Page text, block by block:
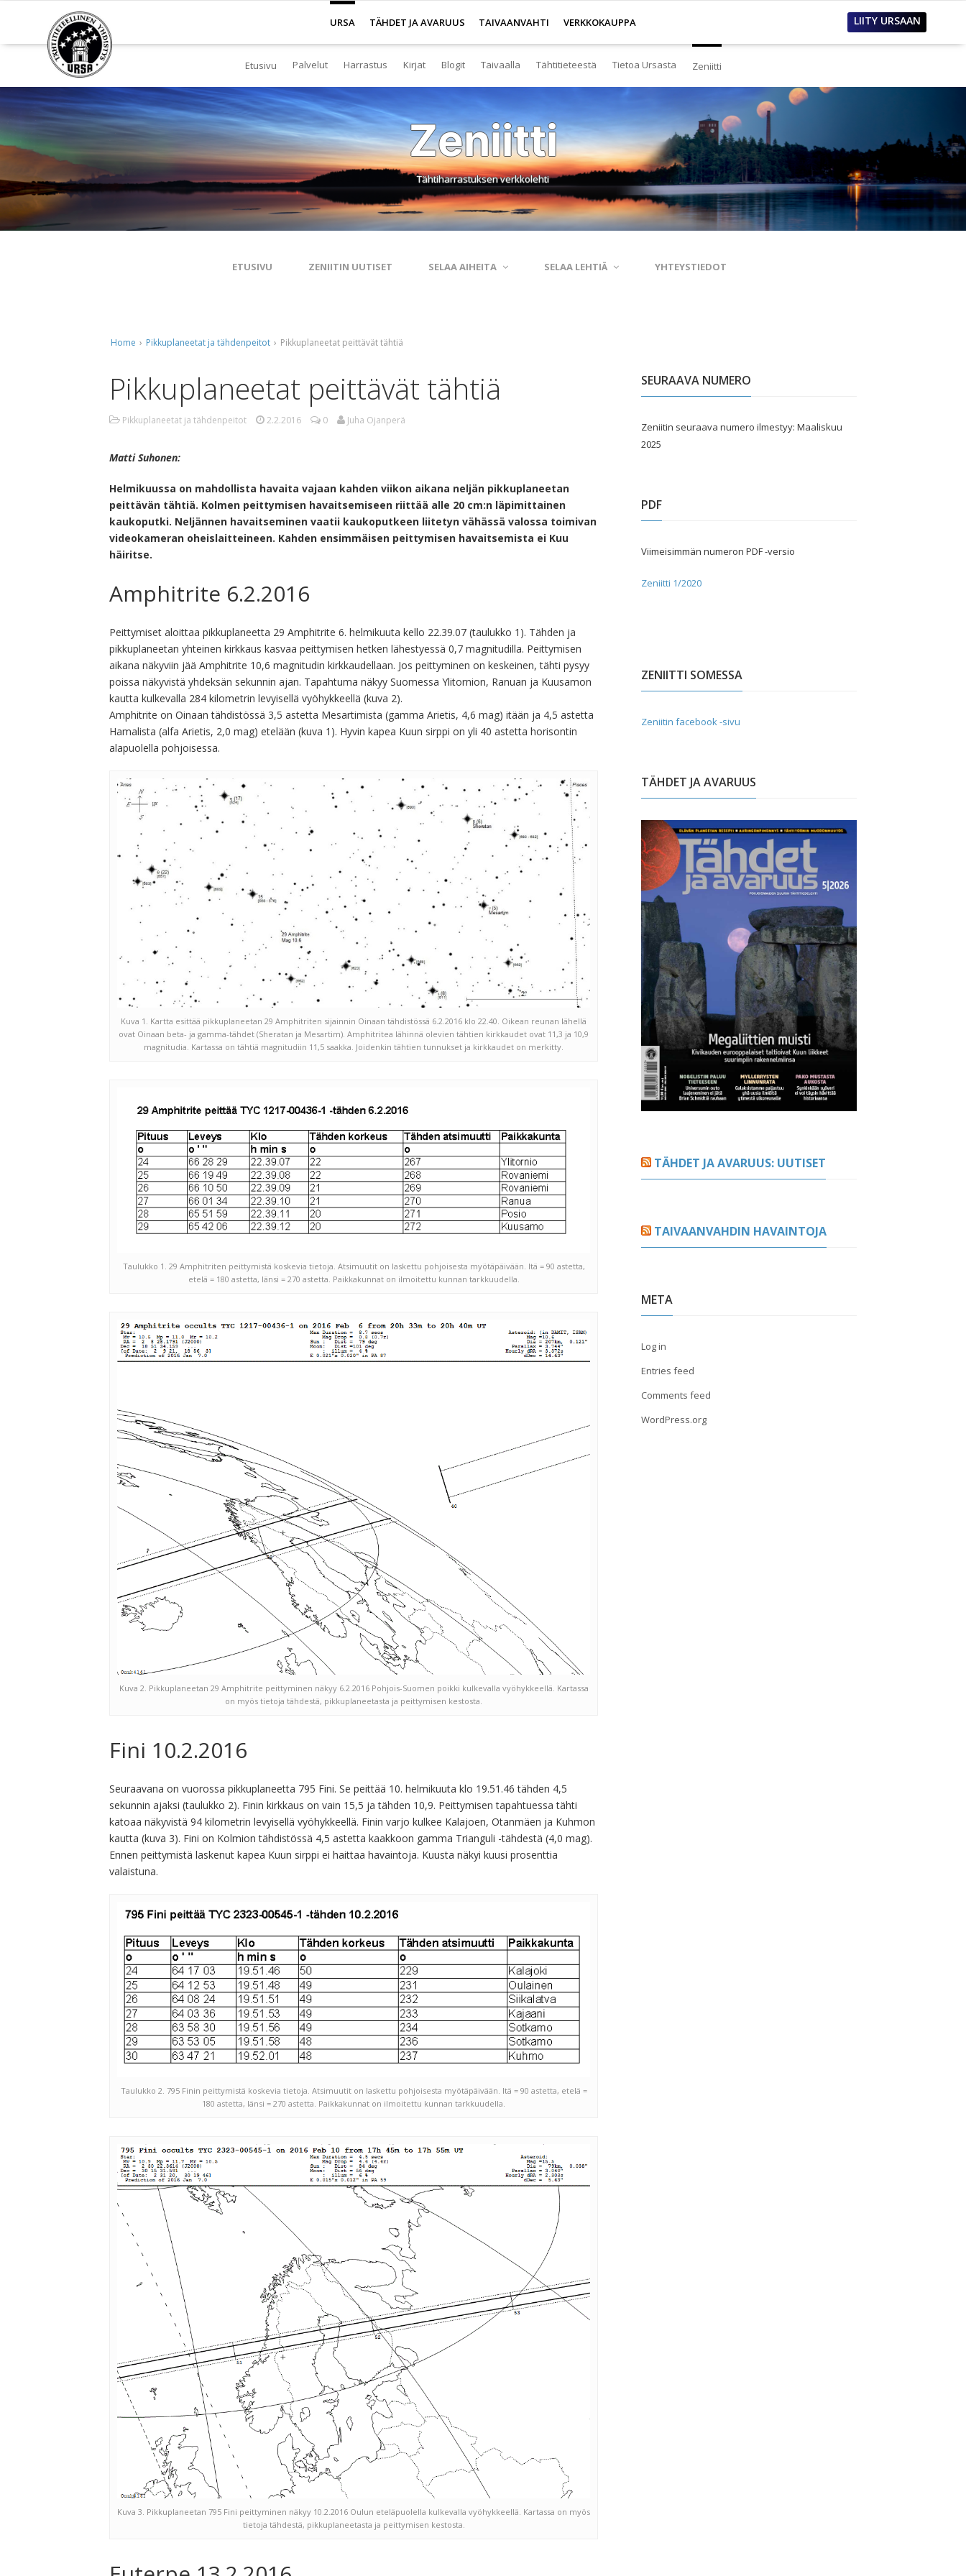
URSA TÄHDET JA AVARUUS TAIVAANVAHTI VERKKOKAUPPA LIITY URSAAN
Etusivu
Jäsenyys
Yleistä Ursan palveluista
Toimisto
Kirjasto
Planetaario
Tiedotusvälineille
Muita palveluita
Tapahtumakalenteri
Palvelut
Yleistä harrastuksesta
Nuorisotoiminta
Tähtitornit
Harrastusryhmät
Harrastusjulkaisut
Paikallisyhdistykset
Harrastus
Kaukoputkikauppa
Kirjat
Tuoreimmat
Kosmokseen kirjoitettua
Terveisiä kiertoradalta
Kraatterin reunalta
Eksoplaneetta hukassa
Blogit
Tähtitaivas
Tähtikartta
Tähtikartta classic
Havaintopaikat
Taivaan havaitseminen
Taivaalla
Usein kysyttyä
Aurinkokuntamalli
Aurinkokelloveistos
Tietokantoja ja sanastoja
Tähtitieteestä
Yleistä Ursasta
Hallinto
Talous
Avoimet työpaikat
Esitteet ja raportit
Tietoa Ursasta Zeniitti
Zeniitti
Tähtiharrastuksen verkkolehti
ETUSIVU ZENIITIN UUTISET SELAA AIHEITA SELAA LEHTIÄ YHTEYSTIEDOT
Home › Pikkuplaneetat ja tähdenpeitot › Pikkuplaneetat peittävät tähtiä
Pikkuplaneetat peittävät tähtiä
Pikkuplaneetat ja tähdenpeitot 2.2.2016 0 Juha Ojanperä
Matti Suhonen:
Helmikuussa on mahdollista havaita vajaan kahden viikon aikana neljän pikkuplaneetan
peittävän tähtiä. Kolmen peittymisen havaitsemiseen riittää alle 20 cm:n läpimittainen
kaukoputki. Neljännen havaitseminen vaatii kaukoputkeen liitetyn vähässä valossa toimivan
videokameran oheislaitteineen. Kahden ensimmäisen peittymisen havaitsemista ei Kuu
häiritse.
Amphitrite 6.2.2016
Peittymiset aloittaa pikkuplaneetta 29 Amphitrite 6. helmikuuta kello 22.39.07 (taulukko 1). Tähden ja
pikkuplaneetan yhteinen kirkkaus kasvaa peittymisen hetken lähestyessä 0,7 magnitudilla. Peittymisen
aikana näkyviin jää Amphitrite 10,6 magnitudin kirkkaudellaan. Jos peittyminen on keskeinen, tähti pysyy
poissa näkyvistä yhdeksän sekunnin ajan. Tapahtuma näkyy Suomessa Ylitornion, Ranuan ja Kuusamon
kautta kulkevalla 284 kilometrin levyisellä vyöhykkeellä (kuva 2).
Amphitrite on Oinaan tähdistössä 3,5 astetta Mesartimista (gamma Arietis, 4,6 mag) itään ja 4,5 astetta
Hamalista (alfa Arietis, 2,0 mag) etelään (kuva 1). Hyvin kapea Kuun sirppi on yli 40 astetta horisontin
alapuolella pohjoisessa.
Kuva 1. Kartta esittää pikkuplaneetan 29 Amphitriten sijainnin Oinaan tähdistössä 6.2.2016 klo 22.40. Oikean reunan lähellä
ovat Oinaan beta- ja gamma-tähdet (Sheratan ja Mesartim). Amphitritea lähinnä olevien tähtien kirkkaudet ovat 11,3 ja 10,9
magnitudia. Kartassa on tähtiä magnitudiin 11,5 saakka. Joidenkin tähtien tunnukset ja kirkkaudet on merkitty.
Taulukko 1. 29 Amphitriten peittymistä koskevia tietoja. Atsimuutit on laskettu pohjoisesta myötäpäivään. Itä = 90 astetta,
etelä = 180 astetta, länsi = 270 astetta. Paikkakunnat on ilmoitettu kunnan tarkkuudella.
Kuva 2. Pikkuplaneetan 29 Amphitrite peittyminen näkyy 6.2.2016 Pohjois-Suomen poikki kulkevalla vyöhykkeellä. Kartassa
on myös tietoja tähdestä, pikkuplaneetasta ja peittymisen kestosta.
Fini 10.2.2016
Seuraavana on vuorossa pikkuplaneetta 795 Fini. Se peittää 10. helmikuuta klo 19.51.46 tähden 4,5
sekunnin ajaksi (taulukko 2). Finin kirkkaus on vain 15,5 ja tähden 10,9. Peittymisen tapahtuessa tähti
katoaa näkyvistä 94 kilometrin levyisellä vyöhykkeellä. Finin varjo kulkee Kalajoen, Otanmäen ja Kuhmon
kautta (kuva 3). Fini on Kolmion tähdistössä 4,5 astetta kaakkoon gamma Trianguli -tähdestä (4,0 mag).
Ennen peittymistä laskenut kapea Kuun sirppi ei haittaa havaintoja. Kuusta näkyi kuusi prosenttia
valaistuna.
Taulukko 2. 795 Finin peittymistä koskevia tietoja. Atsimuutit on laskettu pohjoisesta myötäpäivään. Itä = 90 astetta, etelä =
180 astetta, länsi = 270 astetta. Paikkakunnat on ilmoitettu kunnan tarkkuudella.
Kuva 3. Pikkuplaneetan 795 Fini peittyminen näkyy 10.2.2016 Oulun eteläpuolella kulkevalla vyöhykkeellä. Kartassa on myös
tietoja tähdestä, pikkuplaneetasta ja peittymisen kestosta.
SEURAAVA NUMERO
Zeniitin seuraava numero ilmestyy: Maaliskuu
2025
PDF
Viimeisimmän numeron PDF -versio
Zeniitti 1/2020
ZENIITTI SOMESSA
Zeniitin facebook -sivu
TÄHDET JA AVARUUS
TÄHDET JA AVARUUS: UUTISET
TAIVAANVAHDIN HAVAINTOJA
META
Log in
Entries feed
Comments feed
WordPress.org